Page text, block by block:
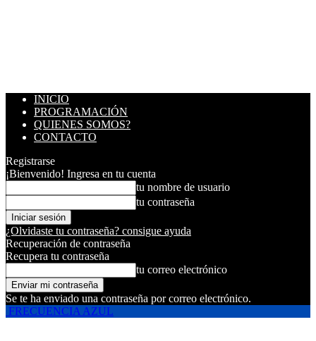
INICIO
PROGRAMACIÓN
QUIENES SOMOS?
CONTACTO
Registrarse
¡Bienvenido! Ingresa en tu cuenta
tu nombre de usuario
tu contraseña
¿Olvidaste tu contraseña? consigue ayuda
Recuperación de contraseña
Recupera tu contraseña
tu correo electrónico
Se te ha enviado una contraseña por correo electrónico.
FRECUENCIA AZUL